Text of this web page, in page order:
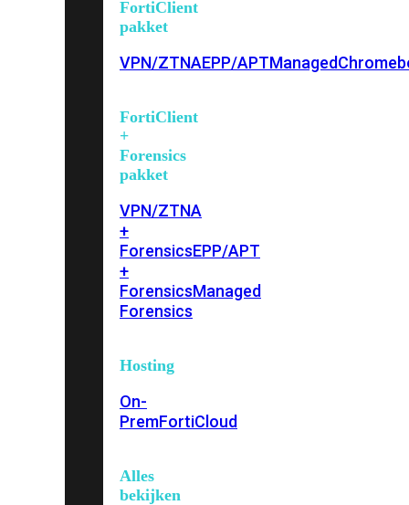
FortiClient
pakket
VPN/ZTNAEPP/APTManaged
FortiClient
+
Forensics
pakket
VPN/ZTNA
+
ForensicsEPP/APT
+
ForensicsManaged
Forensics
Hosting
On-
PremFortiCloud
Alles
bekijken